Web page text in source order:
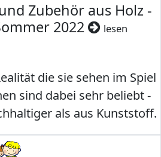
Zubehör aus Holz -
2022
lesen
die sie sehen im Spiel
sind dabei sehr beliebt -
als aus Kunststoff.